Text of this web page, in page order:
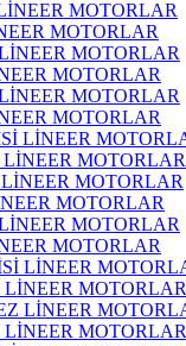
MOTORLAR
MOTORLAR
MOTORLAR
LİNEER MOTORLAR
MOTORLAR
MOTORLAR
LİNEER MOTORLAR
LİNEER MOTORLAR